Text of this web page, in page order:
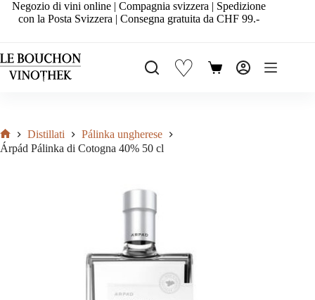
SaltaNegozio di vini online | Compagnia svizzera | Spedizione
con la Posta Svizzera | Consegna gratuita da CHF 99.-
♡ Carrello
Home
Distillati
Pálinka ungherese
Árpád Pálinka di Cotogna 40% 50 cl